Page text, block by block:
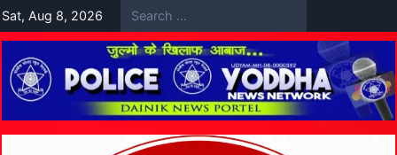
Skip
to
content
Sat, Aug 8, 2026